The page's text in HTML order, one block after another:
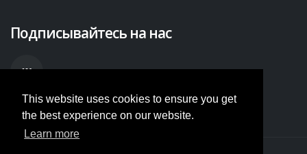
This website uses cookies to ensure you get
the best experience on our website.
Learn more
Подписывайтесь на нас